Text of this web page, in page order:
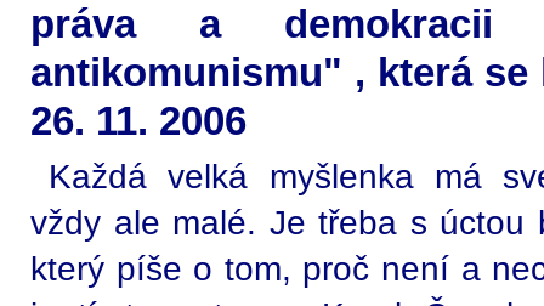
práva a
antikomunismu" , která se
26. 11. 2006
Každá velká myšlenka má
vždy ale malé. Je třeba s
který píše o tom, proč není a